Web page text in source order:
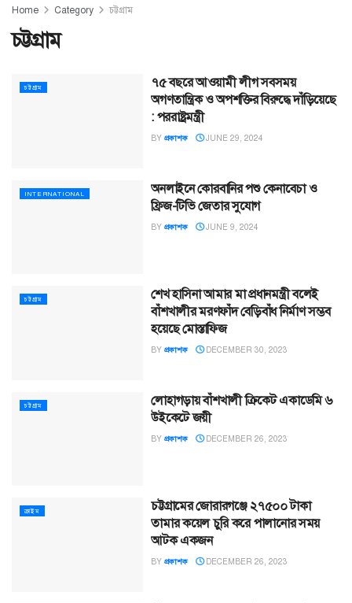
Home Category চট্টগ্রাম
চট্টগ্রাম
চট্টগ্রাম
৭৫ বছরে আওয়ামী লীগ সবসময়
অগণতান্ত্রিক ও অপশক্তির বিরুদ্ধে দাঁড়িয়েছে
: পররাষ্ট্রমন্ত্রী
BY প্রকাশক JUNE 29, 2024
INTERNATIONAL
অনলাইনে কোরবানির পশু কেনাবেচা ও
ফ্রিজ-টিভি জেতার সুযোগ
BY প্রকাশক JUNE 9, 2024
চট্টগ্রাম
শেখ হাসিনা আমার মা প্রধানমন্ত্রী বলেই
বাঁশখালীর মরণফাঁদ বেড়িবাঁধ নির্মাণ সম্ভব
হয়েছে মোস্তাফিজ
BY প্রকাশক DECEMBER 30, 2023
চট্টগ্রাম
লোহাগড়ায় বাঁশখালী ক্রিকেট একাডেমি ৬
উইকেটে জয়ী
BY প্রকাশক DECEMBER 26, 2023
ক্রাইম
চট্টগ্রামের জোরারগঞ্জে ২৭৫০০ টাকা
তামার কয়েল চুরি করে পালানোর সময়
আটক একজন
BY প্রকাশক DECEMBER 26, 2023